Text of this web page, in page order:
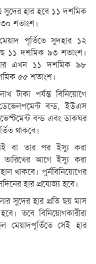
সুদের হার হবে ১১ দশমিক
শতাংশ।
পূর্তিতে সুদহার ১২
১১ দশমিক ৯৩ শতাংশ।
এখন ১১ দশমিক ৯৮
৫৫ শতাংশ।
টাকা পর্যন্ত বিনিয়োগে
বন্ড, ইউএস
বন্ড এবং ডাকঘর
থাকবে।
বা তার পর ইস্যু করা
তারিখের আগে ইস্যু করা
থাকবে। পুর্নবিনিয়োগের
হার প্রযোজ্য হবে।
সুদের হার প্রতি ছয় মাস
তবে বিনিয়োগকারীরা
মেয়াদপূর্তিতে সেই হার